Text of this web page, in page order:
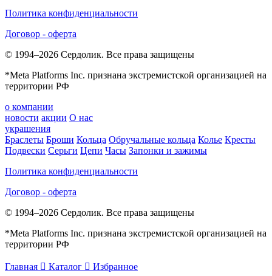
Политика конфиденциальности
Договор - оферта
© 1994–2026 Сердолик. Все права защищены
*Meta Platforms Inc. признана экстремистской организацией на
территории РФ
о компании
новости акции О нас
украшения
Браслеты Броши Кольца Обручальные кольца Колье Кресты
Подвески Серьги Цепи Часы Запонки и зажимы
Политика конфиденциальности
Договор - оферта
© 1994–2026 Сердолик. Все права защищены
*Meta Platforms Inc. признана экстремистской организацией на
территории РФ
Главная  Каталог  Избранное